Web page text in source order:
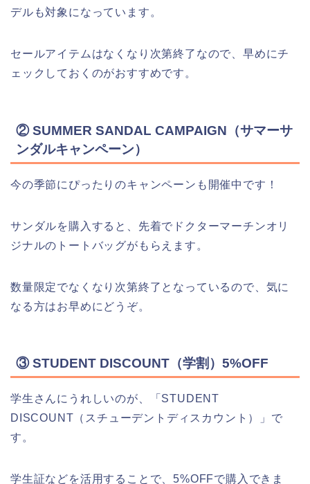
デルも対象になっています。
セールアイテムはなくなり次第終了なので、早めにチ
ェックしておくのがおすすめです。
② SUMMER SANDAL CAMPAIGN（サマーサ
ンダルキャンペーン）
今の季節にぴったりのキャンペーンも開催中です！
サンダルを購入すると、先着でドクターマーチンオリ
ジナルのトートバッグがもらえます。
数量限定でなくなり次第終了となっているので、気に
なる方はお早めにどうぞ。
③ STUDENT DISCOUNT（学割）5%OFF
学生さんにうれしいのが、「STUDENT
DISCOUNT（スチューデントディスカウント）」で
す。
学生証などを活用することで、5%OFFで購入できま